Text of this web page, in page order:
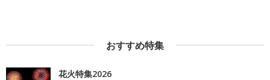
おすすめ特集
花火特集2026